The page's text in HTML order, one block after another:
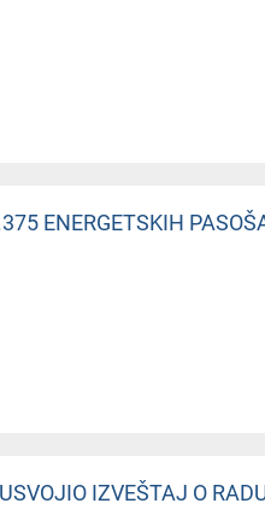
ENERGETSKIH
IZVEŠTAJ O